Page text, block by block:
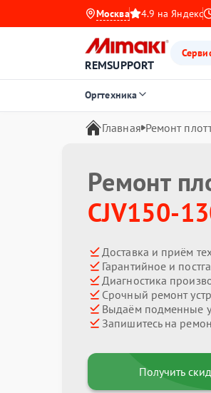
Москва 4.9 на Яндекс
REMSUPPORT
Оргтехника
Главная Ремонт
Ремонт
CJV150-
Доставка и приём
Гарантийное и
Диагностика
Срочный ремонт
Выдаём подменные
Запишитесь на
Получить